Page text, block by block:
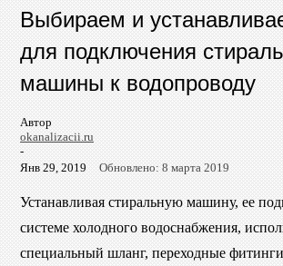
Выбираем и
для подключения
машины к водопроводу
Автор
okanalizacii.ru
-
Янв 29, 2019
Обновлено: 8 марта 2019
Устанавливая стиральную машину, ее
системе холодного водоснабжения,
специальный шланг, переходные